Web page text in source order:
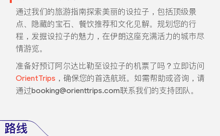
通过我们的旅游指南探索美丽的设拉子，包括顶级景
点、隐藏的宝石、餐饮推荐和文化见解。规划您的行
程，发掘设拉子的魅力，在伊朗这座充满活力的城市尽
情游览。
准备好预订阿尔达比勒至设拉子的机票了吗？立即访问
OrientTrips ，确保您的首选航班。如需帮助或咨询，请
通过booking@orienttrips.com联系我们的支持团队。
路线